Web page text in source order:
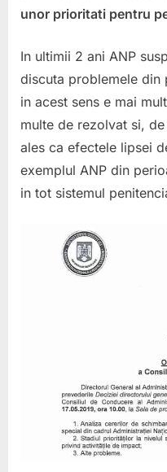
unor prioritati pentru
In ultimii 2 ani ANP
discuta problemele din
in acest sens e mai
multe de rezolvat si,
ales ca efectele lipsei
exemplul ANP din
in tot sistemul